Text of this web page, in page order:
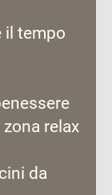
il tempo
relax
da